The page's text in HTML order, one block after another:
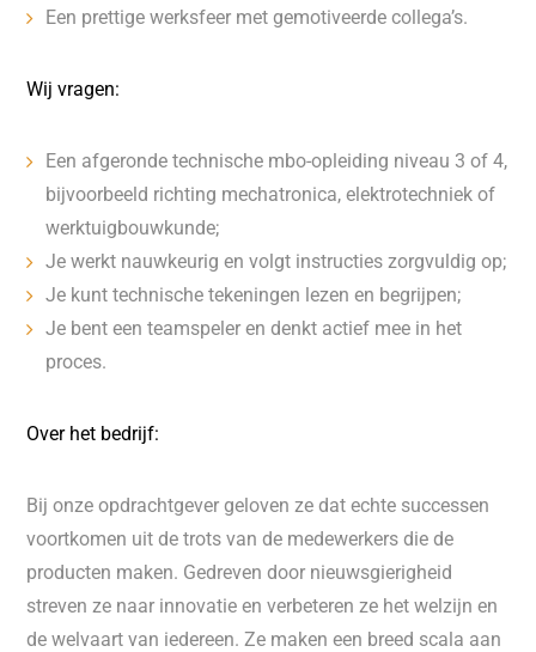
Een prettige werksfeer met gemotiveerde collega’s.
Wij vragen:
Een afgeronde technische mbo-opleiding niveau 3 of 4,
bijvoorbeeld richting mechatronica, elektrotechniek of
werktuigbouwkunde;
Je werkt nauwkeurig en volgt instructies zorgvuldig op;
Je kunt technische tekeningen lezen en begrijpen;
Je bent een teamspeler en denkt actief mee in het
proces.
Over het bedrijf:
Bij onze opdrachtgever geloven ze dat echte successen
voortkomen uit de trots van de medewerkers die de
producten maken. Gedreven door nieuwsgierigheid
streven ze naar innovatie en verbeteren ze het welzijn en
de welvaart van iedereen. Ze maken een breed scala aan